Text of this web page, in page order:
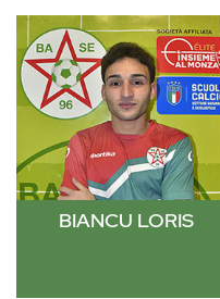
BIANCU LORIS